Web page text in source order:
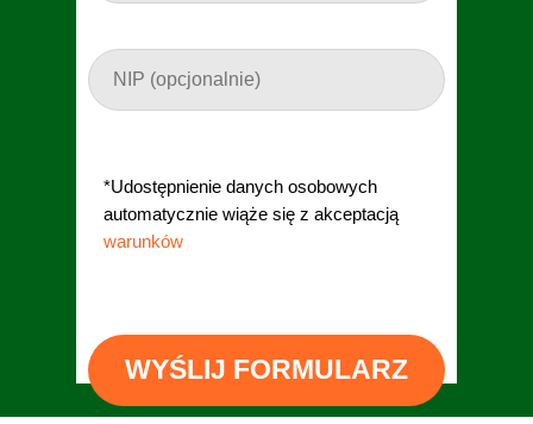
WYŚLIJ FORMULARZ
*Udostępnienie danych osobowych
automatycznie wiąże się z akceptacją
warunków.